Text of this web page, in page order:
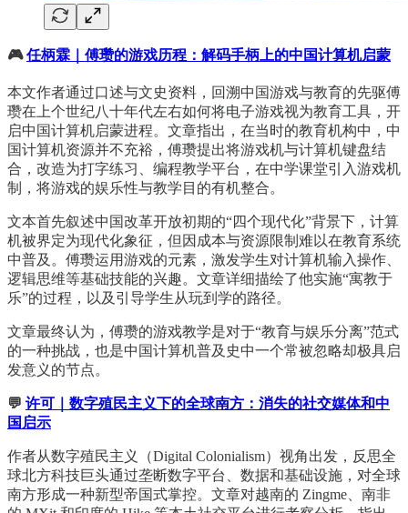
🎮任柄霖｜傅瓒的游戏历程：解码手柄上的中国计算机启蒙
本文作者通过口述与文史资料，回溯中国游戏与教育的先驱傅
瓒在上个世纪八十年代左右如何将电子游戏视为教育工具，开
启中国计算机启蒙进程。文章指出，在当时的教育机构中，中
国计算机资源并不充裕，傅瓒提出将游戏机与计算机键盘结
合，改造为打字练习、编程教学平台，在中学课堂引入游戏机
制，将游戏的娱乐性与教学目的有机整合。
文本首先叙述中国改革开放初期的“四个现代化”背景下，计算
机被界定为现代化象征，但因成本与资源限制难以在教育系统
中普及。傅瓒运用游戏的元素，激发学生对计算机输入操作、
逻辑思维等基础技能的兴趣。文章详细描绘了他实施“寓教于
乐”的过程，以及引导学生从玩到学的路径。
文章最终认为，傅瓒的游戏教学是对于“教育与娱乐分离”范式
的一种挑战，也是中国计算机普及史中一个常被忽略却极具启
发意义的节点。
💬 许可｜数字殖民主义下的全球南方：消失的社交媒体和中
国启示
作者从数字殖民主义（Digital Colonialism）视角出发，反思全
球北方科技巨头通过垄断数字平台、数据和基础设施，对全球
南方形成一种新型帝国式掌控。文章对越南的 Zingme、南非